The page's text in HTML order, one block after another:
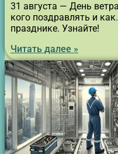
31 августа — День
кого поздравлять и
празднике. Узнайте!
Читать далее »